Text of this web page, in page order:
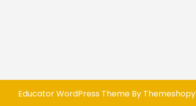
Educator WordPress ThemeBy Themeshopy